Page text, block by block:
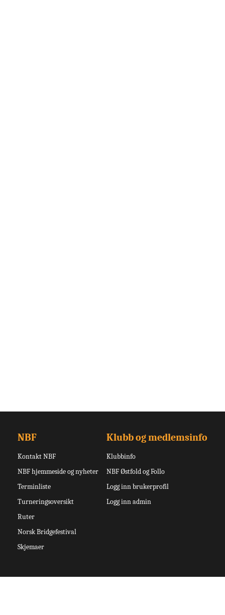
NBF
Kontakt NBF
NBF hjemmeside og nyheter
Terminliste
Turneringsoversikt
Ruter
Norsk Bridgefestival
Skjemaer
Klubb og medlemsinfo
Klubbinfo
NBF Østfold og Follo
Logg inn brukerprofil
Logg inn admin